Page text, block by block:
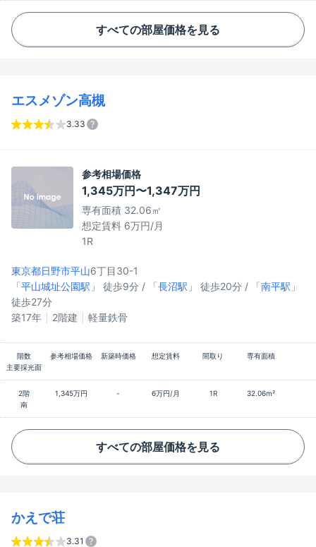
すべての部屋価格を見る
エスメゾン高槻
3.33
参考相場価格
1,345万円〜1,347万円
専有面積 32.06㎡
想定賃料 6万円/月
1R
東京都日野市平山6丁目30-1
「平山城址公園駅 」 徒歩9分 / 「長沼駅 」 徒歩20分 / 「南平駅 」
徒歩27分
築17年
2階建 軽量鉄骨
階数 参考相場価格 新築時価格 想定賃料 間取り
専有面積
主要採光面
2階 1,345万円 - 6万円/月 1R
32.06m²
南
すべての部屋価格を見る
かえで荘
3.31